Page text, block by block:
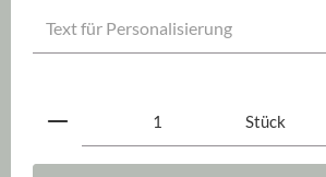
Produkt Anzahl: Gib denStück